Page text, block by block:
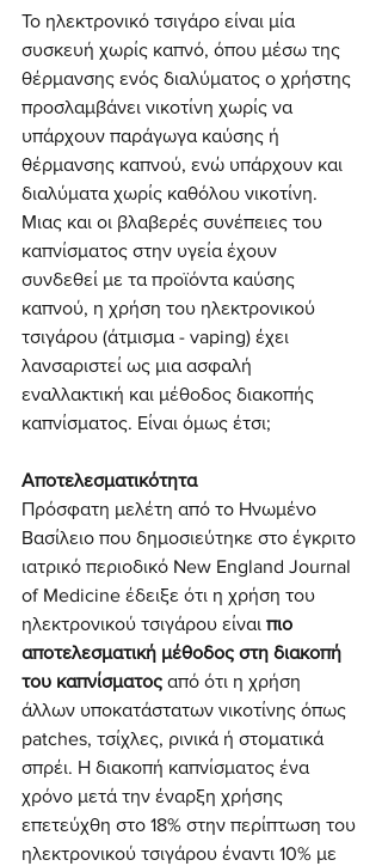
Το ηλεκτρονικό τσιγάρο είναι μία
συσκευή χωρίς καπνό, όπου μέσω της
θέρμανσης ενός διαλύματος ο χρήστης
προσλαμβάνει νικοτίνη χωρίς να
υπάρχουν παράγωγα καύσης ή
θέρμανσης καπνού, ενώ υπάρχουν και
διαλύματα χωρίς καθόλου νικοτίνη.
Μιας και οι βλαβερές συνέπειες του
καπνίσματος στην υγεία έχουν
συνδεθεί με τα προϊόντα καύσης
καπνού, η χρήση του ηλεκτρονικού
τσιγάρου (άτμισμα - vaping) έχει
λανσαριστεί ως μια ασφαλή
εναλλακτική και μέθοδος διακοπής
καπνίσματος. Είναι όμως έτσι;
Αποτελεσματικότητα
Πρόσφατη μελέτη από το Ηνωμένο
Βασίλειο που δημοσιεύτηκε στο έγκριτο
ιατρικό περιοδικό New England Journal
of Medicine έδειξε ότι η χρήση του
ηλεκτρονικού τσιγάρου είναι πιο
αποτελεσματική μέθοδος στη διακοπή
του καπνίσματος από ότι η χρήση
άλλων υποκατάστατων νικοτίνης όπως
patches, τσίχλες, ρινικά ή στοματικά
σπρέι. Η διακοπή καπνίσματος ένα
χρόνο μετά την έναρξη χρήσης
επετεύχθη στο 18% στην περίπτωση του
ηλεκτρονικού τσιγάρου έναντι 10% με